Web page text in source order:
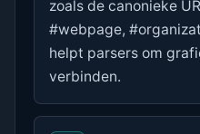
zoals de canonieke
#webpage,
helpt parsers om
verbinden.